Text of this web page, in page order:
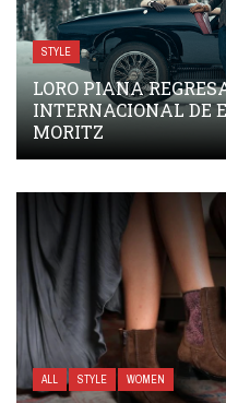
STYLE
LORO PIANA
INTERNACIONAL DE
MORITZ
ALL STYLE WOMEN